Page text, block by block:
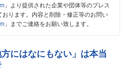
」より提供された企業や団体等のプレス
ります。内容と削除・修正等のお問い
」までご連絡をお願い致します。
にはなにもない」は本当